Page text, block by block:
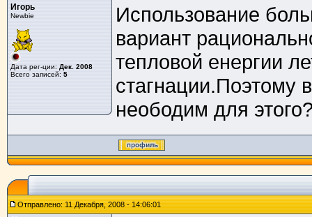
Игорь
Newbie
Дата рег-ции: Дек. 2008
Всего записей: 5
Использование
вариант
тепловой енергии
стагнации.Поэтому
неободим для
Отправлено: 11 Декабря, 2008 - 14:06:01